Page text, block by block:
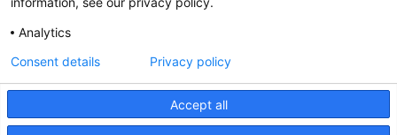
CGTCatalunya
cgtcatalunya
Analytics
Accept all
Consent details Privacy policy